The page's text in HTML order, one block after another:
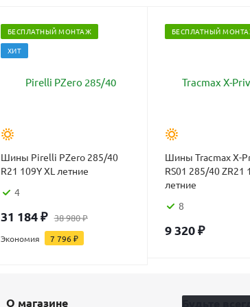
БЕСПЛАТНЫЙ МОНТАЖ
ХИТ
Шины Pirelli PZero 285/40
R21 109Y XL летние
4
31 184₽ 38 980₽
Экономия 7 796₽
БЕСПЛАТНЫЙ
Шины Tracmax X-
RS01 285/40 ZR21
летние
8
9 320₽
О магазине